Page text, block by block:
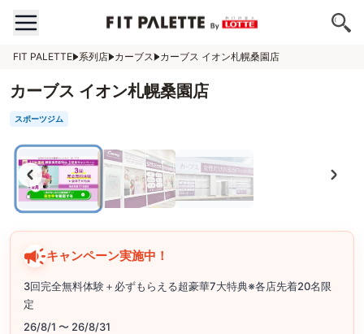
FIT PALETTE 系列店 カーブス カーブス イオン札幌桑園店
カーブス イオン札幌桑園店
スポーツジム
キャンペーン実施中！
3回完全無料体験＋必ずもらえる超豪華7大特典※各店先着20名限
定
26/8/1 〜 26/8/31